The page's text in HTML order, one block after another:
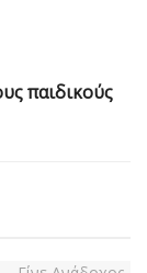
παιδικούς